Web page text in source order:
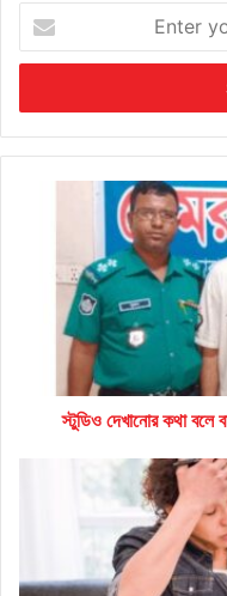
your
Email
স্টুডিও দেখানোর কথা বলে